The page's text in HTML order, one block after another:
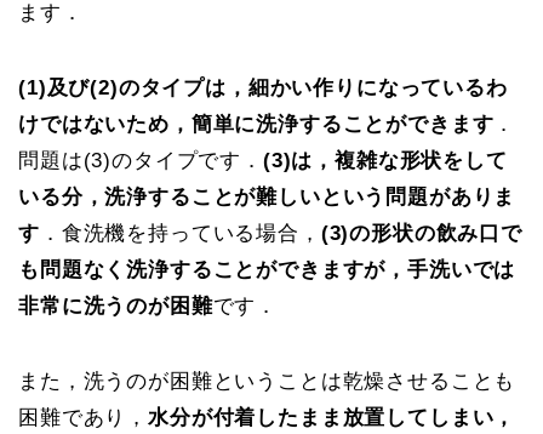
ます．
(1)及び(2)のタイプは，細かい作りになっているわ
けではないため，簡単に洗浄することができます ．
問題は(3)のタイプです． (3)は，複雑な形状をして
いる分，洗浄することが難しいという問題がありま
す ．食洗機を持っている場合， (3)の形状の飲み口で
も問題なく洗浄することができますが，手洗いでは
非常に洗うのが困難です．
また，洗うのが困難ということは乾燥させることも
困難であり，水分が付着したまま放置してしまい，